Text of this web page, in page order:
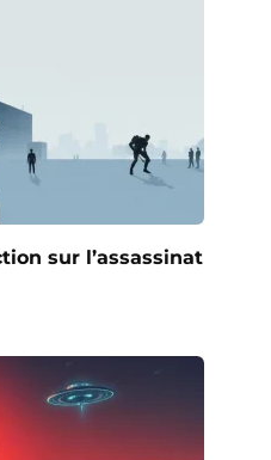
sur l’assassinat